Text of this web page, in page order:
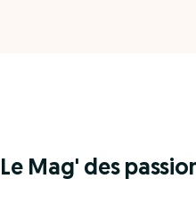
Le Mag' des